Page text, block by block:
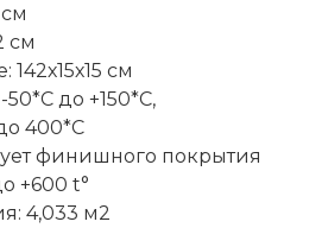
см
см
50*С до +150*С,
400*C
финишного покрытия
+600 t°
4,033 м2